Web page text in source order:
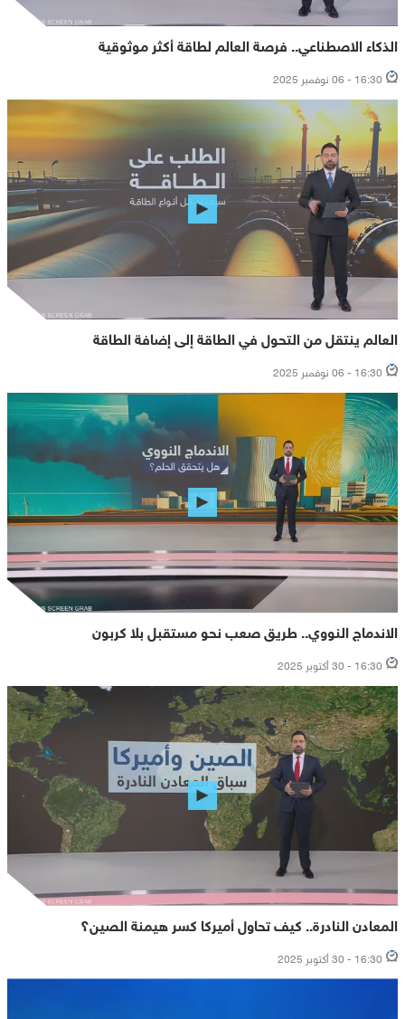
الذكاء الاصطناعي.. فرصة العالم لطاقة أكثر موثوقية
16:30 - 06 نوفمبر 2025
العالم ينتقل من التحول في الطاقة إلى إضافة الطاقة
16:30 - 06 نوفمبر 2025
الاندماج النووي.. طريق صعب نحو مستقبل بلا كربون
16:30 - 30 أكتوبر 2025
المعادن النادرة.. كيف تحاول أميركا كسر هيمنة الصين؟
16:30 - 30 أكتوبر 2025